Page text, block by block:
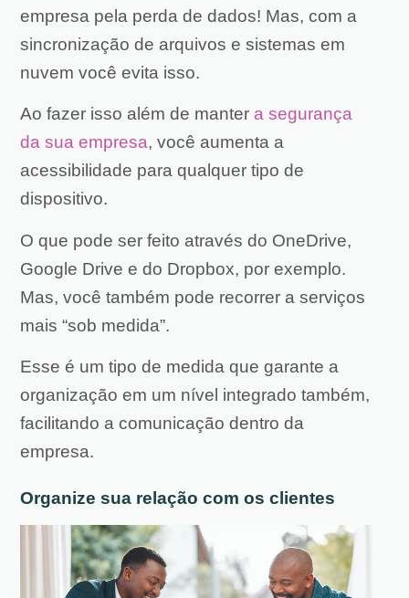
empresa pela perda de dados! Mas, com a
sincronização de arquivos e sistemas em
nuvem você evita isso.
Ao fazer isso além de manter a segurança
da sua empresa, você aumenta a
acessibilidade para qualquer tipo de
dispositivo.
O que pode ser feito através do OneDrive,
Google Drive e do Dropbox, por exemplo.
Mas, você também pode recorrer a serviços
mais “sob medida”.
Esse é um tipo de medida que garante a
organização em um nível integrado também,
facilitando a comunicação dentro da
empresa.
Organize sua relação com os clientes